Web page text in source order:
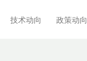
技术动向 政策动向